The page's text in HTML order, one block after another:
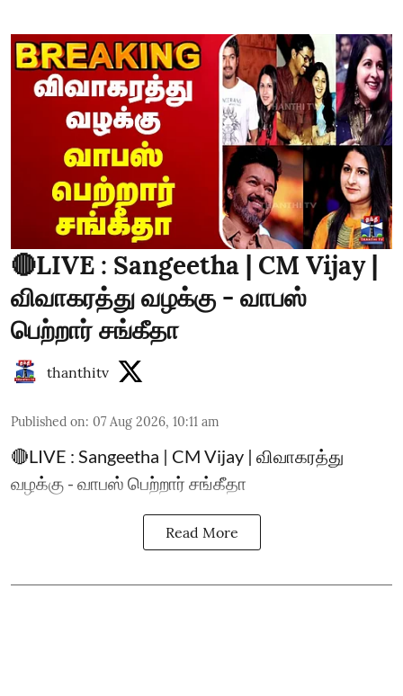
🔴LIVE : Sangeetha | CM Vijay |
விவாகரத்து வழக்கு - வாபஸ்
பெற்றார் சங்கீதா
thanthitv
Published on: 07 Aug 2026, 10:11 am
🔴LIVE : Sangeetha | CM Vijay | விவாகரத்து
வழக்கு - வாபஸ் பெற்றார் சங்கீதா
Read More